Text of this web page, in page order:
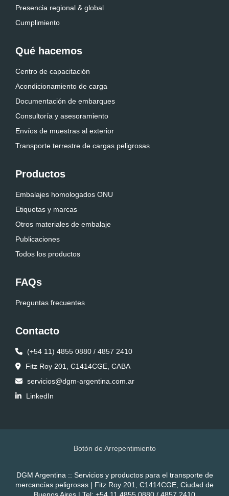
Presencia regional & global
Cumplimiento
Qué hacemos
Centro de capacitación
Acondicionamiento de carga
Documentación de embarques
Consultoría y asesoramiento
Envíos de muestras al exterior
Transporte terrestre de cargas peligrosas
Productos
Embalajes homologados ONU
Etiquetas y marcas
Otros materiales de embalaje
Publicaciones
Todos los productos
FAQs
Preguntas frecuentes
Contacto
(+54 11) 4855 0880 / 4857 2410
Fitz Roy 201, C1414CGE, CABA
servicios@dgm-argentina.com.ar
LinkedIn
Botón de Arrepentimiento
DGM Argentina :: Servicios y productos para el transporte de
mercancías peligrosas | Fitz Roy 201, C1414CGE, Ciudad de